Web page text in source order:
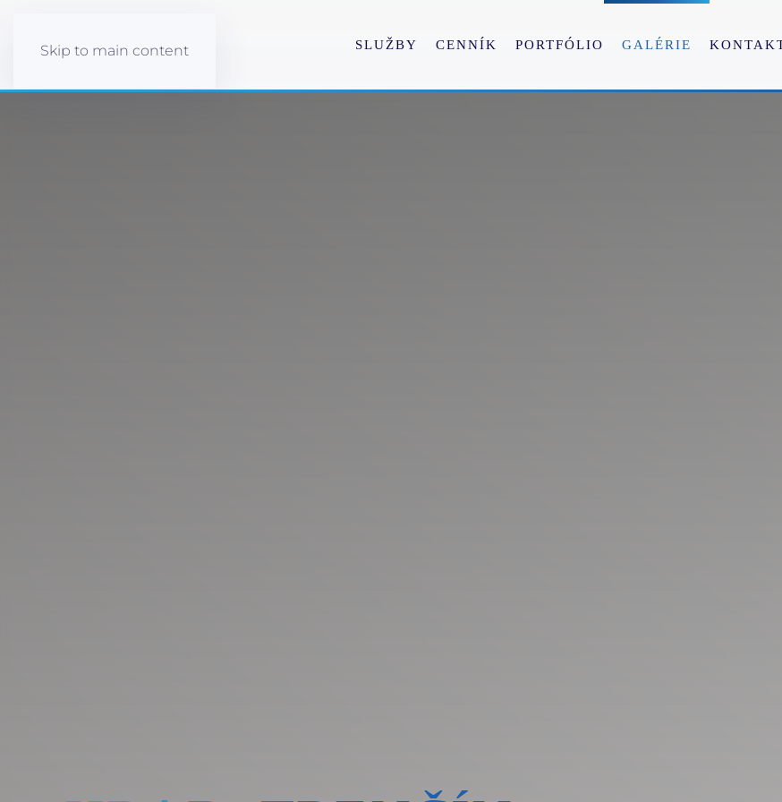
Skip to main content SLUŽBY CENNÍK PORTFÓLIO GALÉRIE